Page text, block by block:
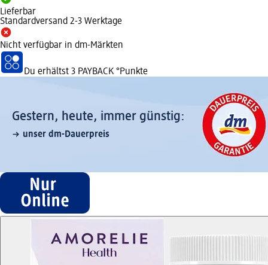
Lieferbar
Standardversand 2-3 Werktage
Nicht verfügbar in dm-Märkten
Du erhältst 3 PAYBACK °Punkte
Gestern, heute, immer günstig:
unser dm-Dauerpreis